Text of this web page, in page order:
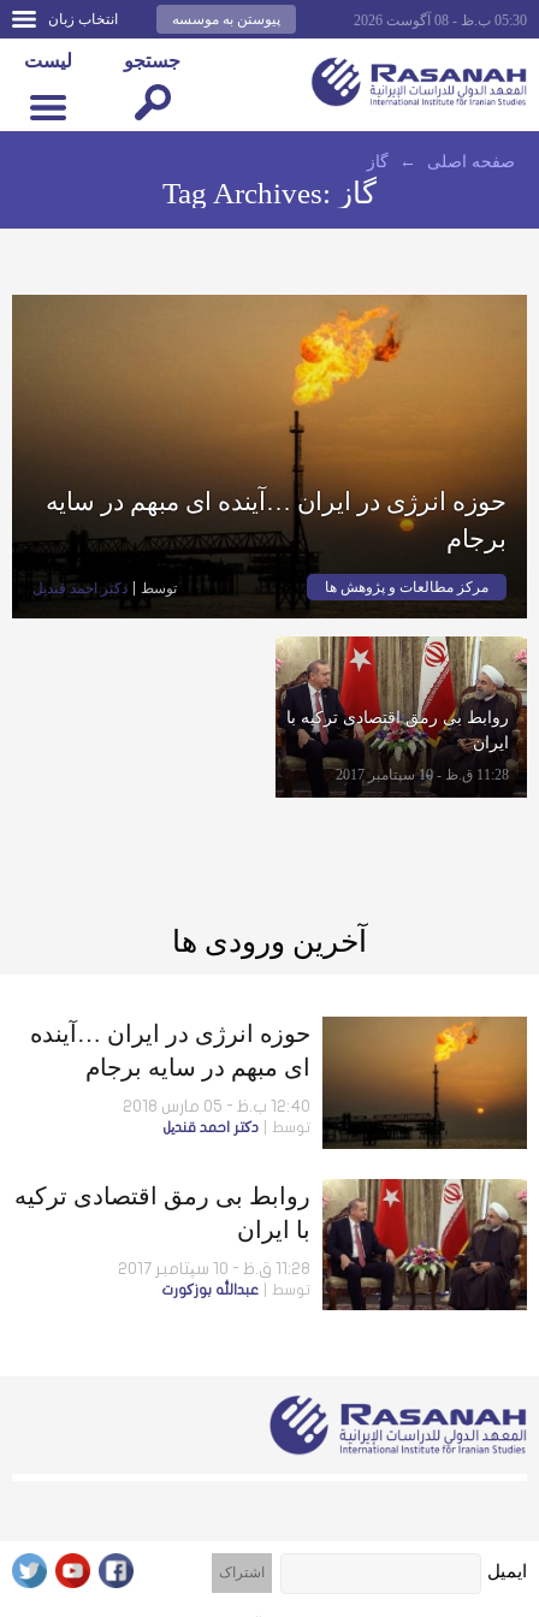
انتخاب زبان پیوستن به موسسه 05:30 ب.ظ - 08 آگوست 2026
لیست جستجو
صفحه اصلى ← گاز
Tag Archives: گاز
حوزه انرژی در ایران …آینده ای مبهم در سایه
برجام
مرکز مطالعات و پژوهش ها توسط دکتر احمد قندیل
روابط بی رمق اقتصادی ترکیه با
ایران
11:28 ق.ظ - 10 سپتامبر 2017
آخرین ورودی ها
حوزه انرژی در ایران …آینده
ای مبهم در سایه برجام
12:40 ب.ظ - 05 مارس 2018
توسط دکتر احمد قندیل
روابط بی رمق اقتصادی ترکیه
با ایران
11:28 ق.ظ - 10 سپتامبر 2017
توسط عبدالله بوزکورت
ایمیل